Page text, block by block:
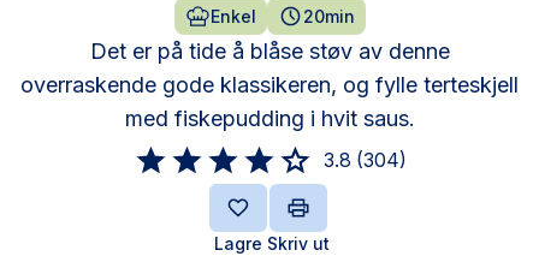
Enkel 20min
Det er på tide å blåse støv av denne
overraskende gode klassikeren, og fylle terteskjell
med fiskepudding i hvit saus.
3.8 (304)
Lagre Skriv ut